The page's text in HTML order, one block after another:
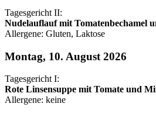
Tagesgericht II:
Nudelauflauf mit Tomatenbechamel
Allergene: Gluten, Laktose
Montag, 10. August 2026
Tagesgericht I:
Rote Linsensuppe mit Tomate und
Allergene: keine